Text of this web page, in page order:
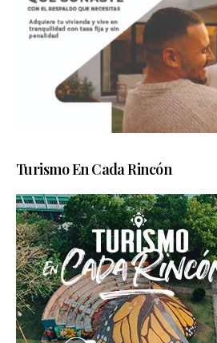
Turismo En Cada Rincón